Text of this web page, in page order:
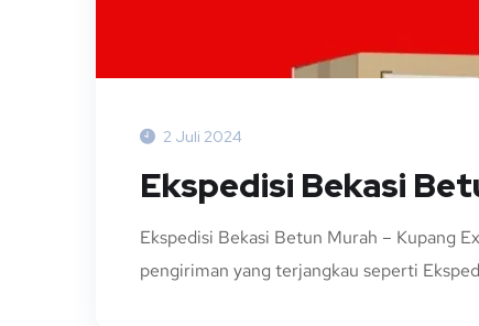
2 Juli 2024
Ekspedisi Bekasi
Ekspedisi Bekasi Betun Murah – Kupang
pengiriman yang terjangkau seperti